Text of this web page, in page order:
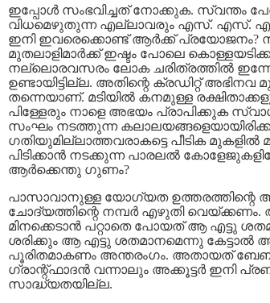
ഇപ്പോള്‍ സംഭവിച്ചത്‌ നോക്കുക. സ്വന്തം
വിധമെഴുതുന്ന എല്ലാവരും എസ്‌. എസ്‌.
ഇനി ഇവരെക്കൊണ്ട്‌ ആര്‍ക്ക്‌ പ്രയോജനം?
മുതലാളിമാര്‍ക്ക്‌ ഇഷ്ടം പോലെ
നല്ലൊരവസരം ലോക ചരിത്രത്തില്‍
ഉണ്ടായിട്ടില്ല. അതിന്റെ ക്രഡിറ്റ്‌ അഭിനവ
തന്നെയാണ്‌. മടിയില്‍ കനമുള്ള
പിള്ളേരും നാളെ അഭയം പ്രാപിക്കുക
സംഘം നടത്തുന്ന
ഗതിയുമില്ലാത്തവരാകട്ടെ പീടിക മുകളില്‍
പിടിക്കാന്‍ നടക്കുന്ന പാരലല്‍
ആര്‍ക്കെന്തു ഗുണം?
പാസാവാനുള്ള യോഗ്യത ഉത്തരത്തിന്റെ
ചോദ്യത്തിന്റെ നമ്പര്‍ എഴുതി വെയ്‌ക്കണം.
മിനക്കെടാന്‍ പറ്റാതെ പോയത്‌ ആ എട്ടു
ശരിക്കും ആ എട്ടു ശതമാനമെന്നു കേട്ടാല്‍
പൂരിതമാകണം അന്തരംഗം. അതായത്‌ ബേബി
ഗ്രാന്റ്‌ഫാദന്‍ വന്നാലും അക്കൂട്ടര്‍ ഇനി
സാദ്ധ്യതയില്ല.